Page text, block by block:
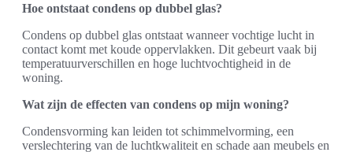
Hoe ontstaat condens op dubbel glas?
Condens op dubbel glas ontstaat wanneer vochtige lucht in
contact komt met koude oppervlakken. Dit gebeurt vaak bij
temperatuurverschillen en hoge luchtvochtigheid in de
woning.
Wat zijn de effecten van condens op mijn woning?
Condensvorming kan leiden tot schimmelvorming, een
verslechtering van de luchtkwaliteit en schade aan meubels en